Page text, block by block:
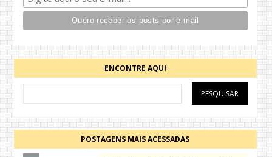
ENCONTRE AQUI
POSTAGENS MAIS ACESSADAS